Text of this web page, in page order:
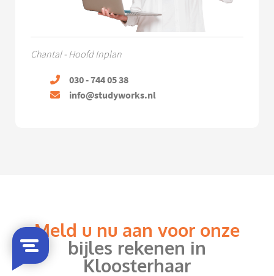
Chantal - Hoofd Inplan
030 - 744 05 38
info@studyworks.nl
Meld u nu aan voor onze
bijles rekenen in
Kloosterhaar